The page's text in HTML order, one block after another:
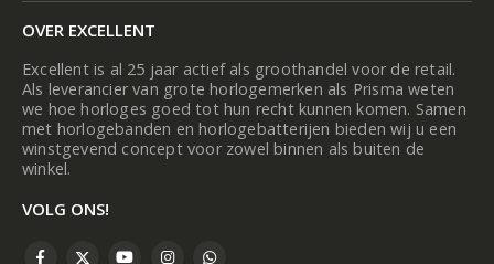
OVER EXCELLENT
Excellent is al 25 jaar actief als groothandel voor de retail.
Als leverancier van grote horlogemerken als Prisma weten
we hoe horloges goed tot hun recht kunnen komen. Samen
met horlogebanden en horlogebatterijen bieden wij u een
winstgevend concept voor zowel binnen als buiten de
winkel.
VOLG ONS!